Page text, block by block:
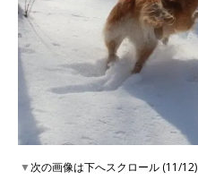
▼次の画像は下へスクロール (11/12)